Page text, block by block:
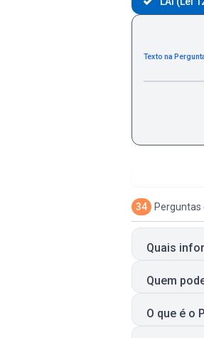
Texto na
34 Perguntas
Quais
Quem
O que é o